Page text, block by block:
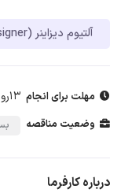
آلتیوم دیزاینر (Altium Designer)
مهلت برای انجام 13روز
وضعیت مناقصه
درباره کارفرما